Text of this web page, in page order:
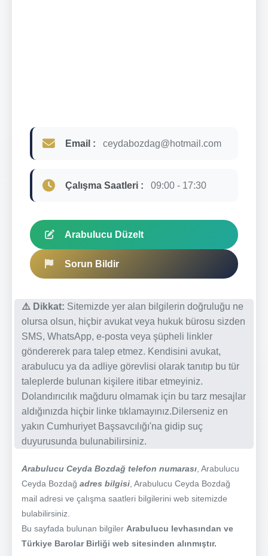
Email : ceydabozdag@hotmail.com
Çalışma Saatleri : 09:00 - 17:30
Arabulucu Düzelt
Sorun Bildir
⚠️ Dikkat: Sitemizde yer alan bilgilerin doğruluğu ne
olursa olsun, hiçbir avukat veya hukuk bürosu sizden
SMS, WhatsApp, e-posta veya şüpheli linkler
göndererek para talep etmez. Kendisini avukat,
arabulucu ya da adliye görevlisi olarak tanıtıp bu tür
taleplerde bulunan kişilere itibar etmeyiniz.
Dolandırıcılık mağduru olmamak için bu tarz mesajlar
aldığınızda hiçbir linke tıklamayınız.Dilerseniz en
yakın Cumhuriyet Başsavcılığı'na gidip suç
duyurusunda bulunabilirsiniz.
Arabulucu Ceyda Bozdağ telefon numarası , Arabulucu
Ceyda Bozdağ adres bilgisi , Arabulucu Ceyda Bozdağ
mail adresi ve çalışma saatleri bilgilerini web sitemizde
bulabilirsiniz.
Bu sayfada bulunan bilgiler Arabulucu levhasından ve
Türkiye Barolar Birliği web sitesinden alınmıştır.